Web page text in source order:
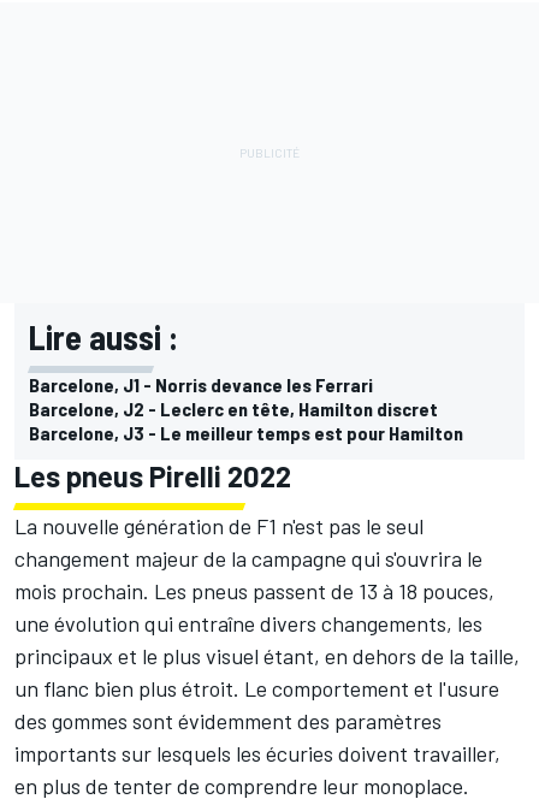
Lire aussi :
Barcelone, J1 - Norris devance les Ferrari
Barcelone, J2 - Leclerc en tête, Hamilton discret
Barcelone, J3 - Le meilleur temps est pour Hamilton
Les pneus Pirelli 2022
La nouvelle génération de F1 n'est pas le seul
changement majeur de la campagne qui s'ouvrira le
mois prochain. Les pneus passent de 13 à 18 pouces,
une évolution qui entraîne divers changements, les
principaux et le plus visuel étant, en dehors de la taille,
un flanc bien plus étroit. Le comportement et l'usure
des gommes sont évidemment des paramètres
importants sur lesquels les écuries doivent travailler,
en plus de tenter de comprendre leur monoplace.